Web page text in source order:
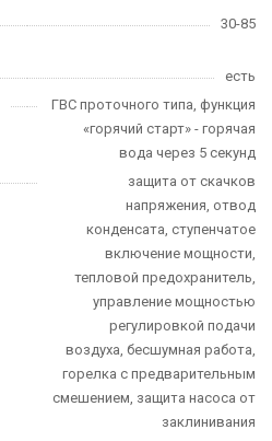
30-85
есть
ГВС проточного типа, функция
«горячий старт» - горячая
вода через 5 секунд
защита от скачков
напряжения, отвод
конденсата, ступенчатое
включение мощности,
тепловой предохранитель,
управление мощностью
регулировкой подачи
воздуха, бесшумная работа,
горелка с предварительным
смешением, защита насоса от
заклинивания